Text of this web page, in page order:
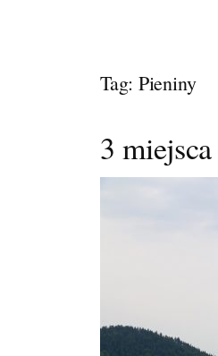
Tag: Pieniny
3